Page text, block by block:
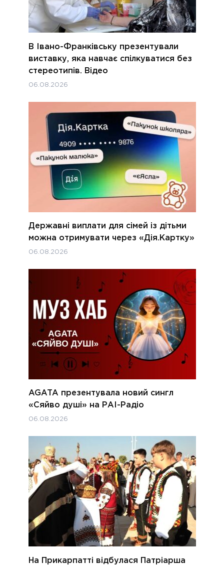
В Івано-Франківську презентували
виставку, яка навчає спілкуватися без
стереотипів. Відео
06.08.2026
Державні виплати для сімей із дітьми
можна отримувати через «Дія.Картку»
06.08.2026
AGATA презентувала новий сингл
«Сяйво душі» на РАІ-Радіо
06.08.2026
На Прикарпатті відбулася Патріарша